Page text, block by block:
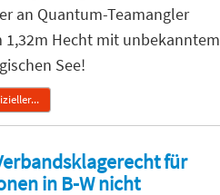
an Quantum-Teamangler
1,32m Hecht mit unbekanntem
See!
für
in B-W nicht